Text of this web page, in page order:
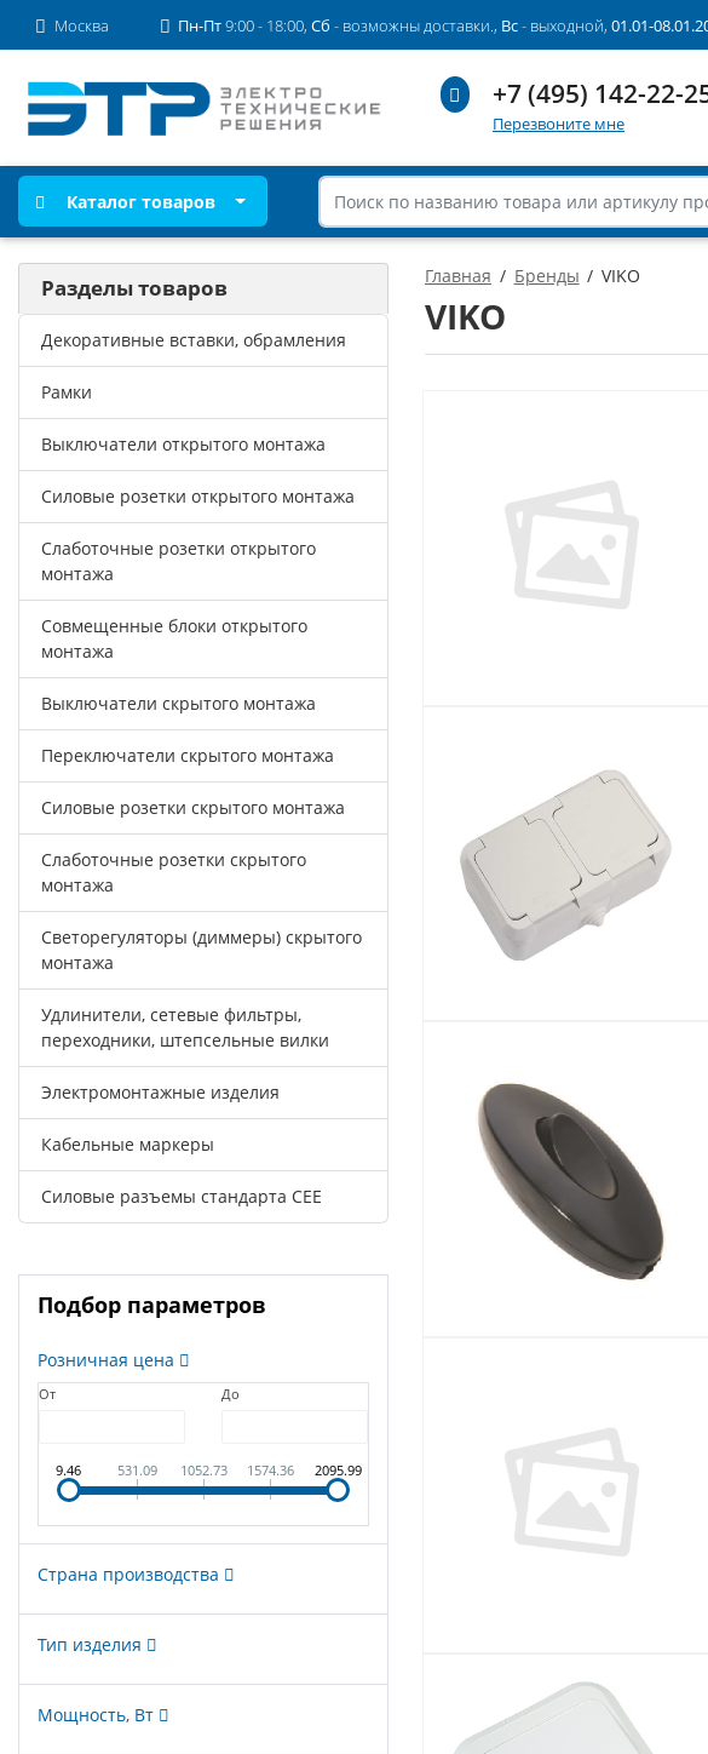
Москва Пн-Пт9:00 - 18:00, Сб - возможны доставки., Вс- выходной, 01.01-
+7 (495) 142-22-
Перезвоните мне
Каталог товаров
Главная Бренды VIKO
VIKO
Разделы товаров
Декоративные вставки, обрамления
Рамки
Выключатели открытого монтажа
Силовые розетки открытого монтажа
Слаботочные розетки открытого
монтажа
Совмещенные блоки открытого
монтажа
Выключатели скрытого монтажа
Переключатели скрытого монтажа
Силовые розетки скрытого монтажа
Слаботочные розетки скрытого
монтажа
Светорегуляторы (диммеры) скрытого
монтажа
Удлинители, сетевые фильтры,
переходники, штепсельные вилки
Электромонтажные изделия
Кабельные маркеры
Силовые разъемы стандарта CEE
Подбор параметров
Розничная цена
От До
9.46 531.09 1052.73 1574.36 2095.99
Страна производства
Тип изделия
Мощность, Вт